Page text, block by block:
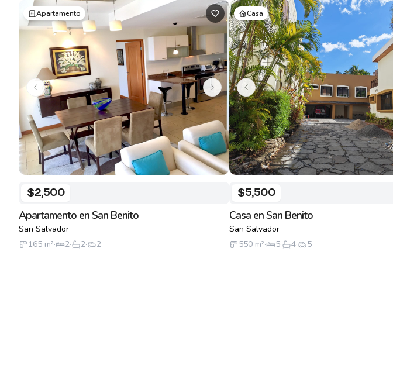
Apartamento
$2,500
Apartamento en San Benito
San Salvador
165 m²· 2· 2· 2
Casa
$5,500
Casa en San Benito
San Salvador
550 m²· 5· 4· 5